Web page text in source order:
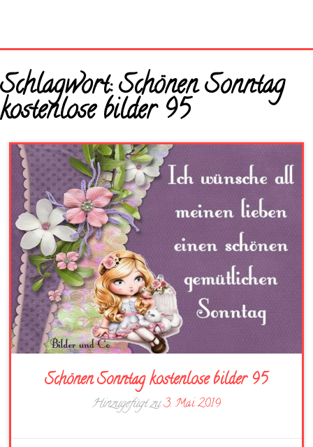
Startseite
Neue Bilder
Schlagwort:Schönen Sonntag
kostenlose bilder 95
Schönen Sonntag kostenlose bilder 95
Hinzugefügt zu3. Mai 2019